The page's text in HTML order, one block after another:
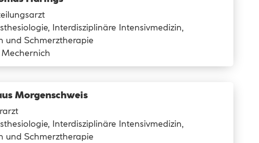
Interdisziplinäre Intensivmedizin,
und Schmerztherapie
Morgenschweis
Interdisziplinäre Intensivmedizin,
und Schmerztherapie